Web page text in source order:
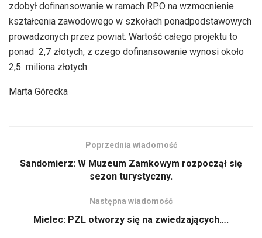
zdobył dofinansowanie w ramach RPO na wzmocnienie
kształcenia zawodowego w szkołach ponadpodstawowych
prowadzonych przez powiat. Wartość całego projektu to
ponad 2,7 złotych, z czego dofinansowanie wynosi około
2,5 miliona złotych.
Marta Górecka
Poprzednia wiadomość
Sandomierz: W Muzeum Zamkowym rozpoczął się
sezon turystyczny.
Następna wiadomość
Mielec: PZL otworzy się na zwiedzających….